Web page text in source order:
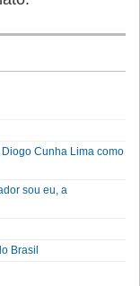
Cunha Lima como
sou eu, a
Brasil